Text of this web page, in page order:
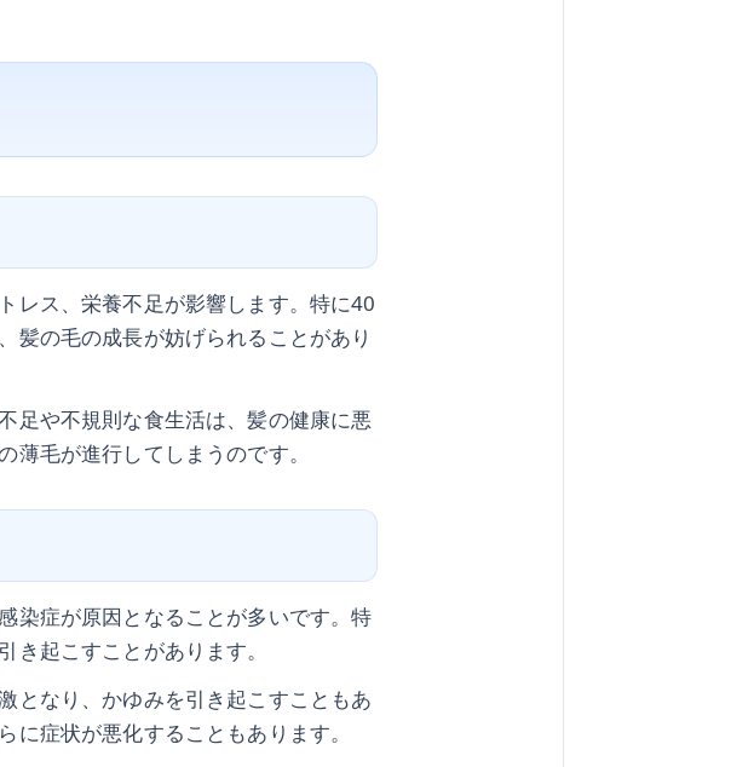
レス、栄養不足が影響します。特に40
髪の毛の成長が妨げられることがあり
足や不規則な食生活は、髪の健康に悪
毛が進行してしまうのです。
染症が原因となることが多いです。特
起こすことがあります。
となり、かゆみを引き起こすこともあ
症状が悪化することもあります。